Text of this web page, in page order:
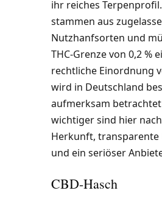
ihr reiches
stammen aus
Nutzhanfsorten und
THC-Grenze von 0,2 %
rechtliche Einordnung
wird in Deutschland
aufmerksam
wichtiger sind hier
Herkunft, transparente
und ein seriöser
CBD-Hasch